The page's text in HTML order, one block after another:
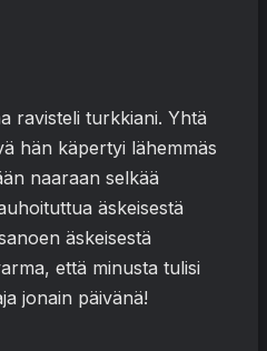
ravisteli turkkiani. Yhtä
hän käpertyi lähemmäs
naaraan selkää
äskeisestä
äskeisestä
että minusta tulisi
jonain päivänä!